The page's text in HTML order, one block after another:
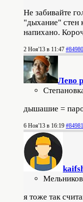
Не забивайте
"дыхание" стен
напихано.
2 Ноя'13 в 11:47 #84980
Лево
дышашие =
6 Ноя'13 в 16:19 #84981
я тоже так